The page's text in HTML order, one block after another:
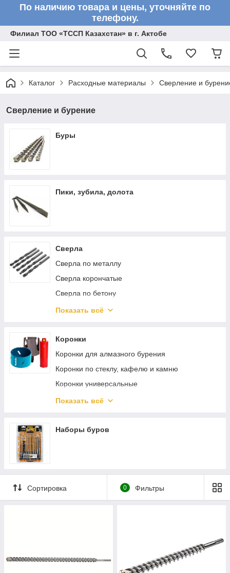
По наличию товара и цены, уточняйте по
телефону.
Филиал ТОО «ТССП Казахстан» в г. Актобе
Каталог Расходные материалы Сверление и
Сверление и бурение
Буры
Пики, зубила, долота
Сверла
Сверла по металлу
Сверла корончатые
Сверла по бетону
Сверла по дереву
Показать всё
Коронки
Коронки для алмазного бурения
Коронки по стеклу, кафелю и камню
Коронки универсальные
Наборы коронок
Коронки буровые
Показать всё
Наборы буров
Сортировка 0 Фильтры